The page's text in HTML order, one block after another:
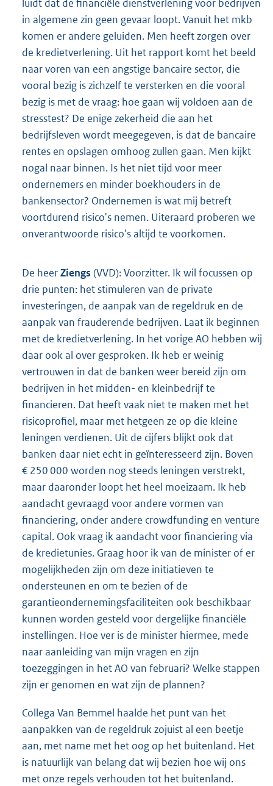
luidt dat de financiële dienstverlening voor bedrijven
in algemene zin geen gevaar loopt. Vanuit het mkb
komen er andere geluiden. Men heeft zorgen over
de kredietverlening. Uit het rapport komt het beeld
naar voren van een angstige bancaire sector, die
vooral bezig is zichzelf te versterken en die vooral
bezig is met de vraag: hoe gaan wij voldoen aan de
stresstest? De enige zekerheid die aan het
bedrijfsleven wordt meegegeven, is dat de bancaire
rentes en opslagen omhoog zullen gaan. Men kijkt
nogal naar binnen. Is het niet tijd voor meer
ondernemers en minder boekhouders in de
bankensector? Ondernemen is wat mij betreft
voortdurend risico's nemen. Uiteraard proberen we
onverantwoorde risico's altijd te voorkomen.
De heerZiengs (VVD): Voorzitter. Ik wil focussen op
drie punten: het stimuleren van de private
investeringen, de aanpak van de regeldruk en de
aanpak van frauderende bedrijven. Laat ik beginnen
met de kredietverlening. In het vorige AO hebben wij
daar ook al over gesproken. Ik heb er weinig
vertrouwen in dat de banken weer bereid zijn om
bedrijven in het midden- en kleinbedrijf te
financieren. Dat heeft vaak niet te maken met het
risicoprofiel, maar met hetgeen ze op die kleine
leningen verdienen. Uit de cijfers blijkt ook dat
banken daar niet echt in geïnteresseerd zijn. Boven
€ 250 000 worden nog steeds leningen verstrekt,
maar daaronder loopt het heel moeizaam. Ik heb
aandacht gevraagd voor andere vormen van
financiering, onder andere crowdfunding en venture
capital. Ook vraag ik aandacht voor financiering via
de kredietunies. Graag hoor ik van de minister of er
mogelijkheden zijn om deze initiatieven te
ondersteunen en om te bezien of de
garantieondernemingsfaciliteiten ook beschikbaar
kunnen worden gesteld voor dergelijke financiële
instellingen. Hoe ver is de minister hiermee, mede
naar aanleiding van mijn vragen en zijn
toezeggingen in het AO van februari? Welke stappen
zijn er genomen en wat zijn de plannen?
Collega Van Bemmel haalde het punt van het
aanpakken van de regeldruk zojuist al een beetje
aan, met name met het oog op het buitenland. Het
is natuurlijk van belang dat wij bezien hoe wij ons
met onze regels verhouden tot het buitenland.